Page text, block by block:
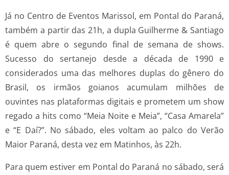
Já no Centro de Eventos Marissol, em Pontal do Paraná,
também a partir das 21h, a dupla Guilherme & Santiago
é quem abre o segundo final de semana de shows.
Sucesso do sertanejo desde a década de 1990 e
considerados uma das melhores duplas do gênero do
Brasil, os irmãos goianos acumulam milhões de
ouvintes nas plataformas digitais e prometem um show
regado a hits como “Meia Noite e Meia”, “Casa Amarela”
e “E Daí?”. No sábado, eles voltam ao palco do Verão
Maior Paraná, desta vez em Matinhos, às 22h.
Para quem estiver em Pontal do Paraná no sábado, será